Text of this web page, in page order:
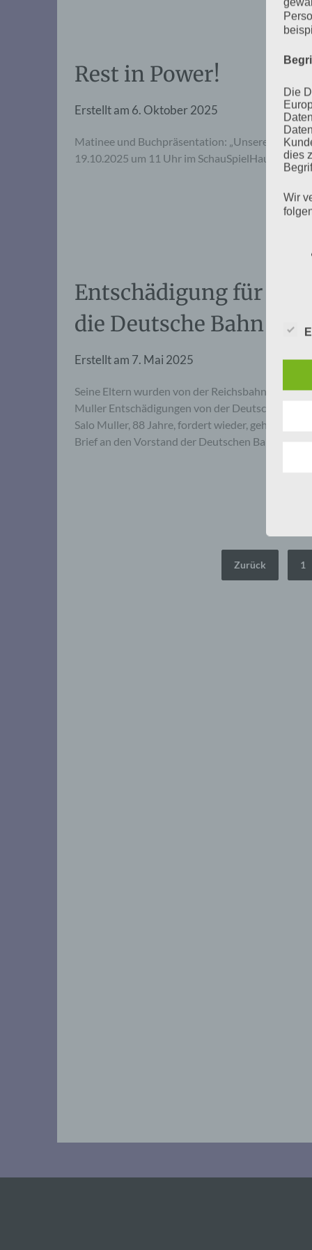
Rest in Power!
Erstellt am 6. Oktober 2025
Matinee und Buchpräsentation: „Unsere
19.10.2025 um 11 Uhr im SchauSpielHaus aus
Entschädigung für
die Deutsche Bahn
Erstellt am 7. Mai 2025
Seine Eltern wurden von der Reichsbahn nach
Muller Entschädigungen von der Deutschen
Salo Muller, 88 Jahre, fordert wieder, gehört zu
Brief an den Vorstand der Deutschen Bahn…
Zurück 1
Die
dies
Wir